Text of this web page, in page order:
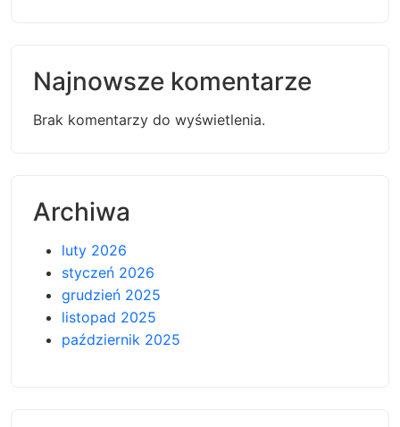
Najnowsze komentarze
Brak komentarzy do wyświetlenia.
Archiwa
luty 2026
styczeń 2026
grudzień 2025
listopad 2025
październik 2025